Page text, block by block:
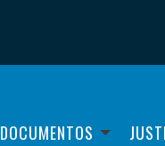
DOCUMENTOS